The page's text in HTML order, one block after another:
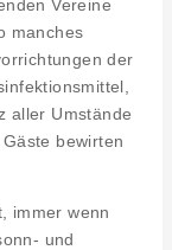
Vereine
manches
der
aller Umstände
bewirten
immer wenn
und